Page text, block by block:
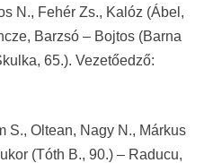
N., Fehér Zs., Kalóz (Ábel,
Barzsó – Bojtos (Barna
65.). Vezetőedző:
S., Oltean, Nagy N., Márkus
(Tóth B., 90.) – Raducu,